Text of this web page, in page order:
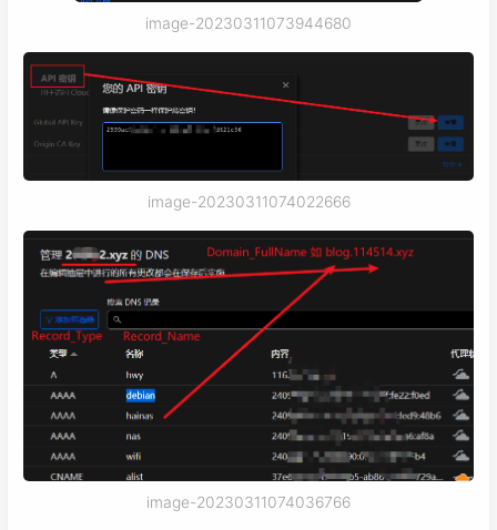
image-20230311073944680
image-20230311074022666
image-20230311074036766